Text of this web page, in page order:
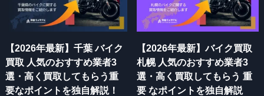
【2026年最新】千葉 バイク
買取 人気のおすすめ業者3
選・高く買取してもらう重
要なポイントを独自解説！
【2026年最新】バイク買取
札幌 人気のおすすめ業者3
選・高く買取してもらう 重
要 なポイントを独自解説